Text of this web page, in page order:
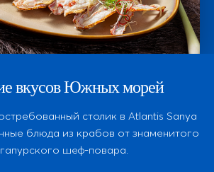
вкусов Южных морей
столик в Atlantis Sanya
блюда из крабов от знаменитого
шеф-повара.